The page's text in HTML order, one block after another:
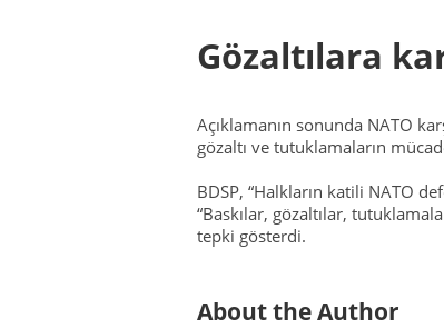
Gözaltılara
Açıklamanın sonunda NATO
gözaltı ve tutuklamaların
BDSP, “Halkların katili NATO
“Baskılar, gözaltılar,
tepki gösterdi.
About the Author